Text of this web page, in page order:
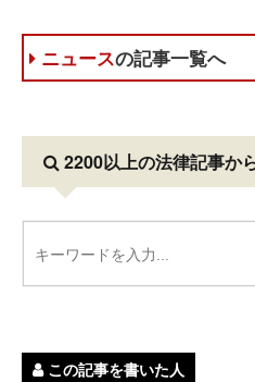
ニュースの記事一覧へ
2200以上の法律記事か
この記事を書いた人